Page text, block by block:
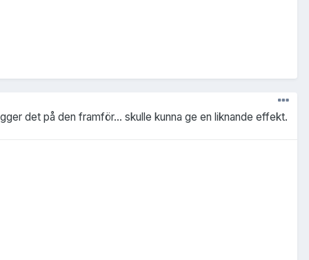
det på den framför... skulle kunna ge en liknande effekt.